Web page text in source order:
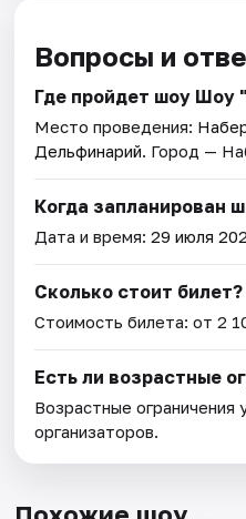
Вопросы и
Где пройдет шоу Шоу
Место проведения:
Дельфинарий. Город —
Когда запланирован
Дата и время:29 июля
Сколько стоит билет?
Стоимость билета: от 2
Есть ли возрастные
Возрастные ограничения
организаторов.